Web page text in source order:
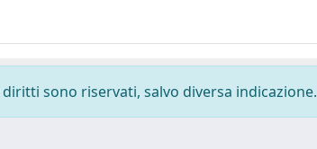
sono riservati, salvo diversa indicazione.